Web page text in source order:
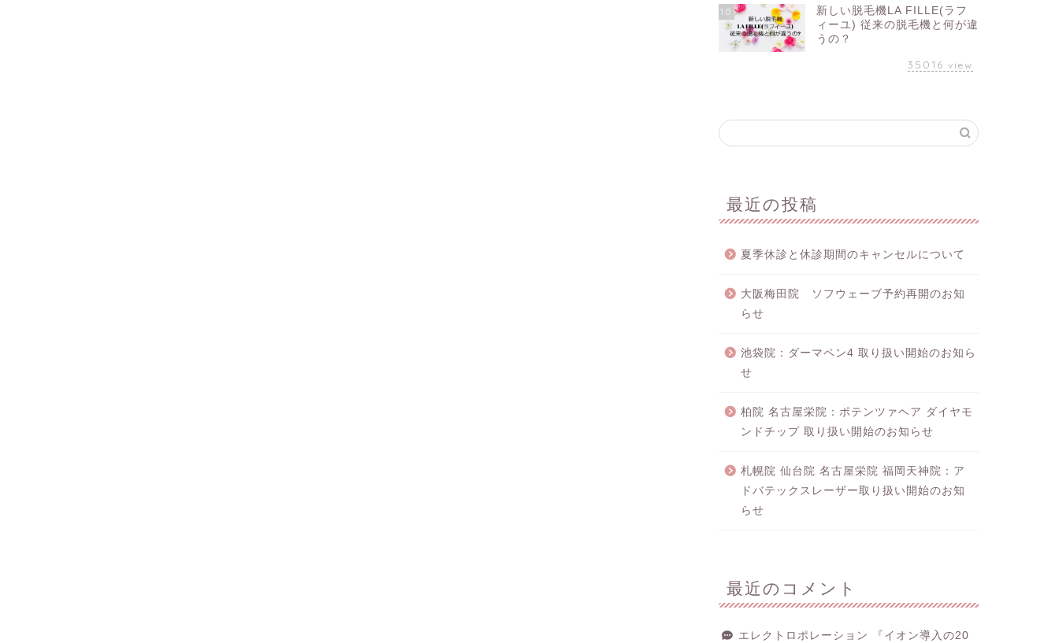
10
新しい脱毛機LA FILLE(ラフ
ィーユ) 従来の脱毛機と何が違
うの？
35016 view
最近の投稿
夏季休診と休診期間のキャンセルについて
大阪梅田院 ソフウェーブ予約再開のお知
らせ
池袋院：ダーマペン4 取り扱い開始のお知ら
せ
柏院 名古屋栄院：ポテンツァヘア ダイヤモ
ンドチップ 取り扱い開始のお知らせ
札幌院 仙台院 名古屋栄院 福岡天神院：ア
ドバテックスレーザー取り扱い開始のお知
らせ
最近のコメント
エレクトロポレーション 『イオン導入の20